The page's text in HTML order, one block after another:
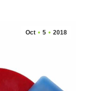
Oct 5 2018